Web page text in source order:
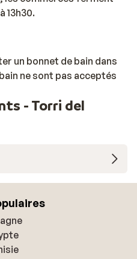
13h30.
un bonnet de bain dans
ne sont pas acceptés
- Torri del